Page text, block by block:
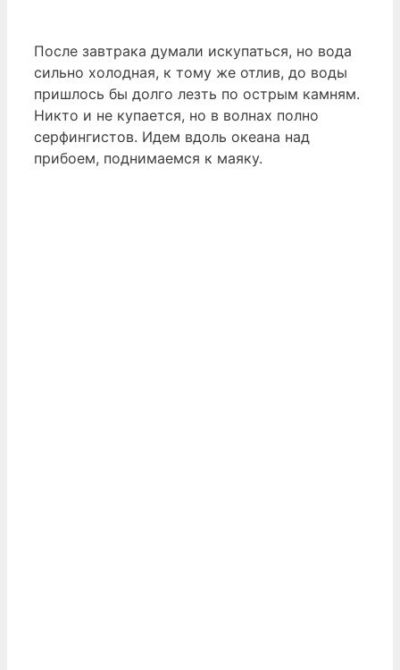
После завтрака думали искупаться, но вода
сильно холодная, к тому же отлив, до воды
пришлось бы долго лезть по острым камням.
Никто и не купается, но в волнах полно
серфингистов. Идем вдоль океана над
прибоем, поднимаемся к маяку.